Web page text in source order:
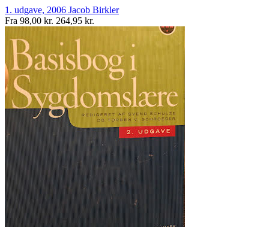
1. udgave, 2006 Jacob Birkler
Fra 98,00 kr. 264,95 kr.